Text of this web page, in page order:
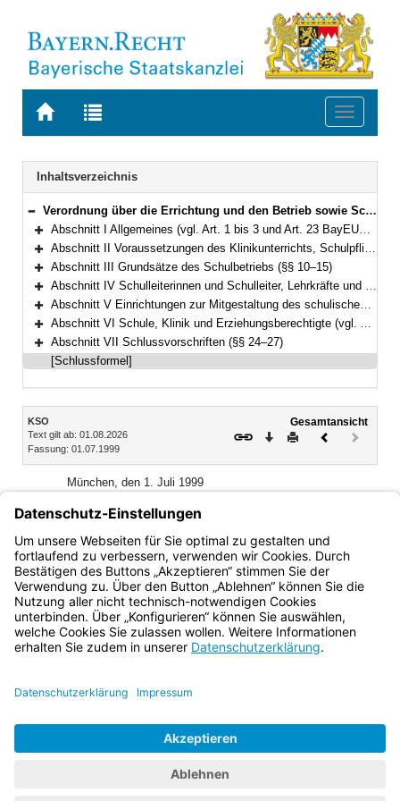
Zur
BAYERN.RECHT
Zur
letzten
Suche
Toggle
Navigation
Inhaltsverzeichnis
Bereich reduzieren
Verordnung über die Errichtung und den Betrieb sowie Schulordnung der Klinikschulen in Bayern (Klinikschulordnung – KSO) Vom 1. Juli 1999 (GVBl. S. 288) BayRS 2233-2-7-K (§§ 1–27)
Bereich erweitern
Abschnitt I Allgemeines (vgl. Art. 1 bis 3 und Art. 23 BayEUG) (§§ 1–6)
Bereich erweitern
Abschnitt II Voraussetzungen des Klinikunterrichts, Schulpflicht, Aufnahme und Wiedereingliederung (vgl. Art. 23, 41 Abs. 1, Art. 44 BayEUG) (§§ 7–9)
Bereich erweitern
Abschnitt III Grundsätze des Schulbetriebs (§§ 10–15)
Bereich erweitern
Abschnitt IV Schulleiterinnen und Schulleiter, Lehrkräfte und Lehrerkonferenz (vgl. Art. 57 bis 59 BayEUG) (§§ 16–18)
Bereich erweitern
Abschnitt V Einrichtungen zur Mitgestaltung des schulischen Lebens (§§ 19–20)
Bereich erweitern
Abschnitt VI Schule, Klinik und Erziehungsberechtigte (vgl. Art. 74 bis 76 BayEUG) (§§ 21–23)
Bereich erweitern
Abschnitt VII Schlussvorschriften (§§ 24–27)
[Schlussformel]
Inhalt
KSO
Text gilt ab: 01.08.2026
Fassung: 01.07.1999
Gesamtansicht
Download
DruckenVorheriges
(inaktiv)
München, den 1. Juli 1999
Bayerisches Staatsministerium
für Unterricht und Kultus
Monika Hohlmeier, Staatsministerin
Bayern.de
BayernPortal
Impressum